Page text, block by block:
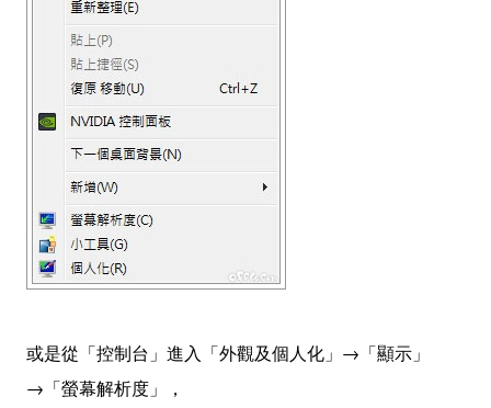
或是從「控制台」進入「外觀及個人化」→「顯示」
→「螢幕解析度」，